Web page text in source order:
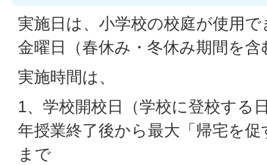
実施日は、小学校の校庭が使用
金曜日（春休み・冬休み期間を含
実施時間は、
1、学校開校日（学校に登校する
年授業終了後から最大「帰宅を
まで